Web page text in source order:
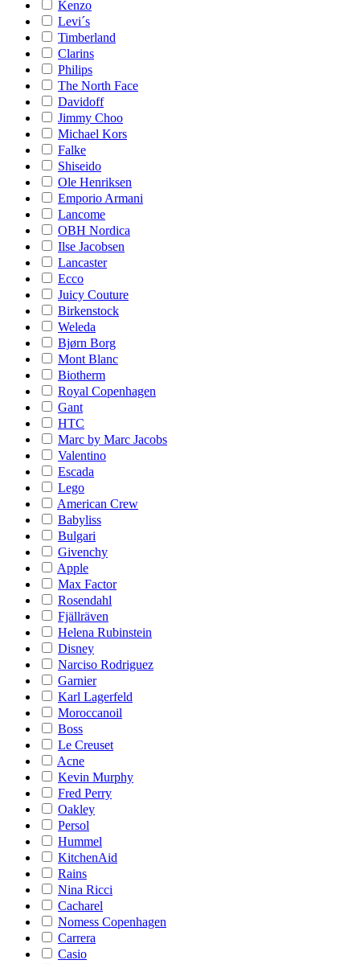
Kenzo
Levi´s
Timberland
Clarins
Philips
The North Face
Davidoff
Jimmy Choo
Michael Kors
Falke
Shiseido
Ole Henriksen
Emporio Armani
Lancome
OBH Nordica
Ilse Jacobsen
Lancaster
Ecco
Juicy Couture
Birkenstock
Weleda
Bjørn Borg
Mont Blanc
Biotherm
Royal Copenhagen
Gant
HTC
Marc by Marc Jacobs
Valentino
Escada
Lego
American Crew
Babyliss
Bulgari
Givenchy
Apple
Max Factor
Rosendahl
Fjällräven
Helena Rubinstein
Disney
Narciso Rodriguez
Garnier
Karl Lagerfeld
Moroccanoil
Boss
Le Creuset
Acne
Kevin Murphy
Fred Perry
Oakley
Persol
Hummel
KitchenAid
Rains
Nina Ricci
Cacharel
Nomess Copenhagen
Carrera
Casio